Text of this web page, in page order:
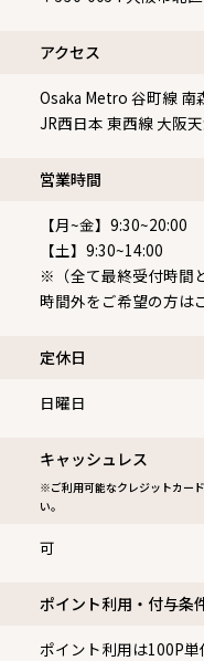
アクセス
Osaka Metro 谷町線 南
JR西日本 東西線 大阪
営業時間
【月~金】9:30~20:00
【土】9:30~14:00
※（全て最終受付時間
時間外をご希望の方は
定休⽇
日曜日
キャッシュレス
※ご利用可能なクレジットカー
い。
可
ポイント利用・付与条
ポイント利用は100P単